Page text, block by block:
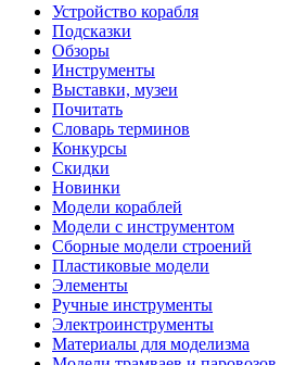
Устройство корабля
Подсказки
Обзоры
Инструменты
Выставки, музеи
Почитать
Словарь терминов
Конкурсы
Скидки
Новинки
Модели кораблей
Модели с инструментом
Сборные модели строений
Пластиковые модели
Элементы
Ручные инструменты
Электроинструменты
Материалы для моделизма